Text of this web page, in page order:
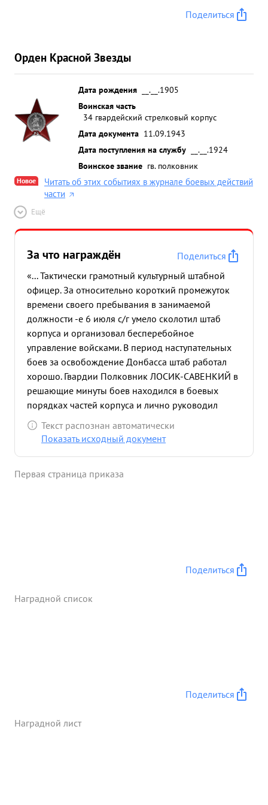
Поделиться
Орден Красной Звезды
Дата рождения
__.__.1905
Воинская часть
34 гвардейский стрелковый корпус
Дата документа 11.09.1943
Дата поступления на службу
__.__.1924
Воинское звание гв. полковник
Новое
Читать об этих событиях в журнале боевых действий
части
Ещё
За что награждён
Поделиться
«... Тактически грамотный культурный штабной
офицер. За относительно короткий промежуток
времени своего пребывания в занимаемой
должности -е 6 июля с/г умело сколотил штаб
корпуса и организовал бесперебойное
управление войсками. В период наступательных
боев за освобождение Донбасса штаб работал
хорошо. Гвардии Полковник ЛОСИК-САВЕНКИЙ в
решающие минуты боев находился в боевых
порядках частей корпуса и лично руководил
работой подчиненных штабов обеспечивая
организ цию взаимодействие родов войск. в
беспрекословного выполнения приказов. ...»
Текст распознан автоматически
Показать исходный документ
Первая страница приказа
Поделиться
Наградной список
Поделиться
Наградной лист